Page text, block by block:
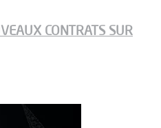
CONTRATS SUR